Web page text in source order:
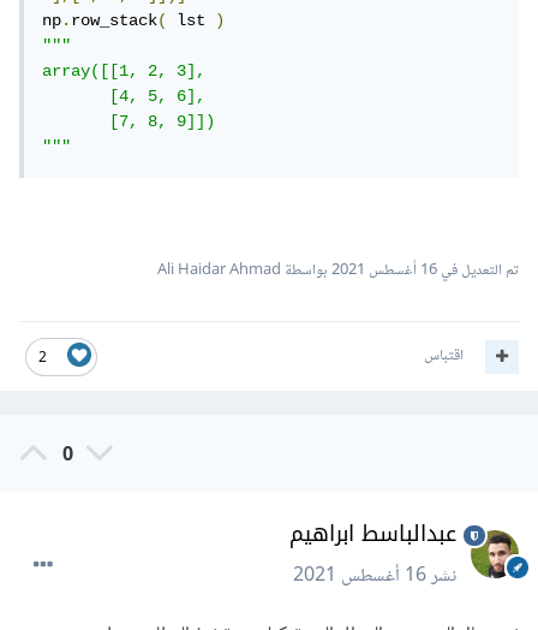
np.row_stack( lst )
"""
array([[1, 2, 3],
"""
تم التعديل في16 أغسطس 2021 بواسطة Ali Haidar Ahmad
2 اقتباس
0
عبدالباسط ابراهيم
نشر16 أغسطس 2021